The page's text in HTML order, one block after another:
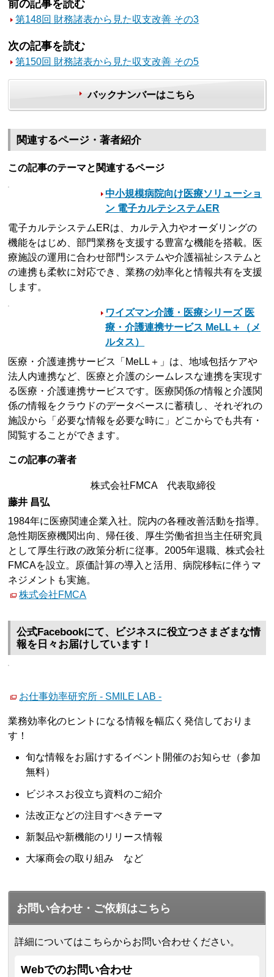
前の記事を読む
第148回 財務諸表から見た収支改善 その3
次の記事を読む
第150回 財務諸表から見た収支改善 その5
バックナンバーはこちら
関連するページ・著者紹介
この記事のテーマと関連するページ
中小規模病院向け医療ソリューショ
ン 電子カルテシステムER
電子カルテシステムERは、カルテ入力やオーダリングの
機能をはじめ、部門業務を支援する豊富な機能を搭載。医
療施設の運用に合わせ部門システムや介護福祉システムと
の連携も柔軟に対応でき、業務の効率化と情報共有を支援
します。
ワイズマン介護・医療シリーズ 医
療・介護連携サービス MeLL＋（メ
ルタス）
医療・介護連携サービス「MeLL＋」は、地域包括ケアや
法人内連携など、医療と介護のシームレスな連携を実現す
る医療・介護連携サービスです。医療関係の情報と介護関
係の情報をクラウドのデータベースに蓄積し、それぞれの
施設から「必要な情報を必要な時に」どこからでも共有・
閲覧することができます。
この記事の著者
株式会社FMCA 代表取締役
藤井 昌弘
1984年に医療関連企業入社。院内の各種改善活動を指導。
急性期医療機関出向、帰任後、厚生労働省担当主任研究員
として厚生行政の政策分析に従事。2005年退職、株式会社
FMCAを設立。原価計算の導入と活用、病院移転に伴うマ
ネジメントも実施。
株式会社FMCA
公式Facebookにて、ビジネスに役立つさまざまな情
報を日々お届けしています！
お仕事効率研究所 - SMILE LAB -
業務効率化のヒントになる情報を幅広く発信しておりま
す！
旬な情報をお届けするイベント開催のお知らせ（参加
無料）
ビジネスお役立ち資料のご紹介
法改正などの注目すべきテーマ
新製品や新機能のリリース情報
大塚商会の取り組み など
お問い合わせ・ご依頼はこちら
詳細についてはこちらからお問い合わせください。
Webでのお問い合わせ